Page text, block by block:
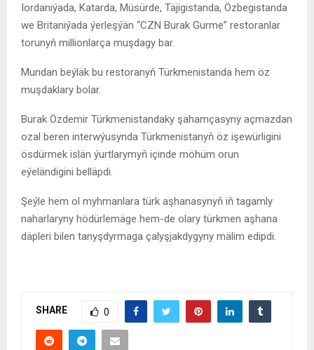
Iordaniýada, Katarda, Müsürde, Täjigistanda, Özbegistanda
we Britaniýada ýerleşýän “CZN Burak Gurme” restoranlar
torunyň millionlarça muşdagy bar.
Mundan beýläk bu restoranyň Türkmenistanda hem öz
muşdaklary bolar.
Burak Özdemir Türkmenistandaky şahamçasyny açmazdan
ozal beren interwýusynda Türkmenistanyň öz işewürligini
ösdürmek islän ýurtlarymyň içinde möhüm orun
eýeländigini belläpdi.
Şeýle hem ol myhmanlara türk aşhanasynyň iň tagamly
naharlaryny hödürlemäge hem-de olary türkmen aşhana
däpleri bilen tanyşdyrmaga çalyşjakdygyny mälim edipdi.
SHARE 0